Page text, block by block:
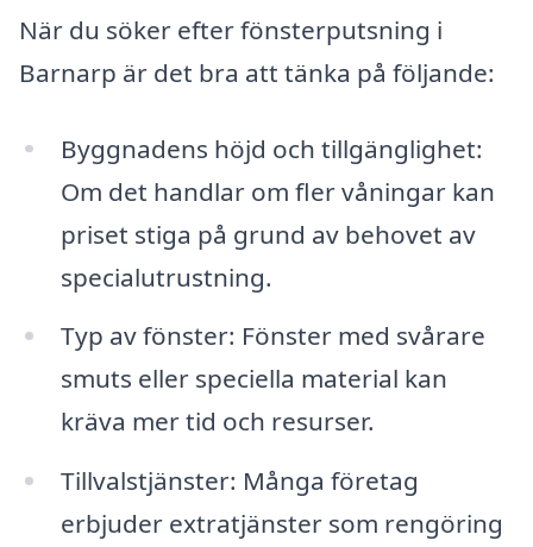
När du söker efter fönsterputsning i
Barnarp är det bra att tänka på följande:
Byggnadens höjd och tillgänglighet:
Om det handlar om fler våningar kan
priset stiga på grund av behovet av
specialutrustning.
Typ av fönster: Fönster med svårare
smuts eller speciella material kan
kräva mer tid och resurser.
Tillvalstjänster: Många företag
erbjuder extratjänster som rengöring